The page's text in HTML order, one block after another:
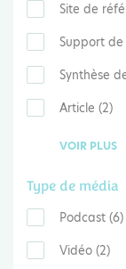
Site de
Support de
Synthèse
Article (2)
VOIR PLUS
Type de média
Podcast (6)
Vidéo (2)